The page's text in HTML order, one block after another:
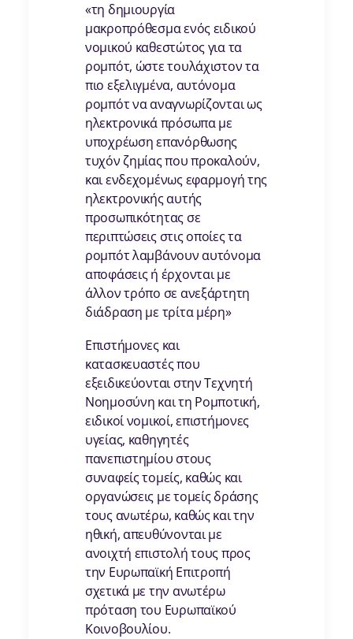
«τη δημιουργία
μακροπρόθεσμα ενός ειδικού
νομικού καθεστώτος για τα
ρομπότ, ώστε τουλάχιστον τα
πιο εξελιγμένα, αυτόνομα
ρομπότ να αναγνωρίζονται ως
ηλεκτρονικά πρόσωπα με
υποχρέωση επανόρθωσης
τυχόν ζημίας που προκαλούν,
και ενδεχομένως εφαρμογή της
ηλεκτρονικής αυτής
προσωπικότητας σε
περιπτώσεις στις οποίες τα
ρομπότ λαμβάνουν αυτόνομα
αποφάσεις ή έρχονται με
άλλον τρόπο σε ανεξάρτητη
διάδραση με τρίτα μέρη»
Επιστήμονες και
κατασκευαστές που
εξειδικεύονται στην Τεχνητή
Νοημοσύνη και τη Ρομποτική,
ειδικοί νομικοί, επιστήμονες
υγείας, καθηγητές
πανεπιστημίου στους
συναφείς τομείς, καθώς και
οργανώσεις με τομείς δράσης
τους ανωτέρω, καθώς και την
ηθική, απευθύνονται με
ανοιχτή επιστολή τους προς
την Ευρωπαϊκή Επιτροπή
σχετικά με την ανωτέρω
πρόταση του Ευρωπαϊκού
Κοινοβουλίου.